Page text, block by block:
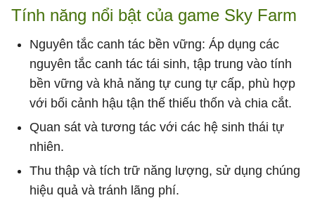
Tính năng nổi bật của game Sky Farm
Nguyên tắc canh tác bền vững: Áp dụng các
nguyên tắc canh tác tái sinh, tập trung vào tính
bền vững và khả năng tự cung tự cấp, phù hợp
với bối cảnh hậu tận thế thiếu thốn và chia cắt.
Quan sát và tương tác với các hệ sinh thái tự
nhiên.
Thu thập và tích trữ năng lượng, sử dụng chúng
hiệu quả và tránh lãng phí.